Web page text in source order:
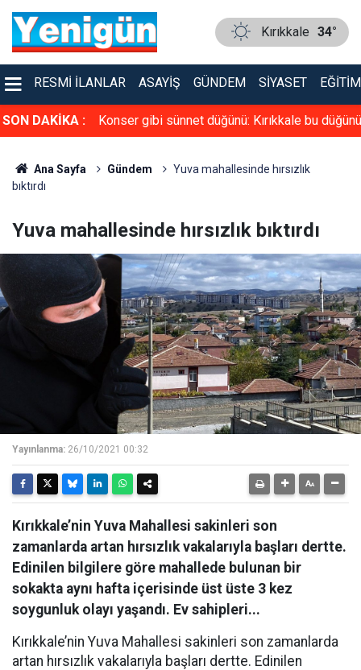
Kırıkkale 34°
RESMI İLANLAR ASAYIŞ GÜNDEM SIYASET EĞITIM
SON DAKİKA :
tazeledi! Konser gibi sünnet düğünü: Kırıkkale bu
Ana Sayfa Gündem
Yuva mahallesinde hırsızlık
bıktırdı
Yuva mahallesinde hırsızlık bıktırdı
Yayınlanma: 26/10/2021 00:32
Kırıkkale’nin Yuva Mahallesi sakinleri son
zamanlarda artan hırsızlık vakalarıyla başları dertte.
Edinilen bilgilere göre mahallede bulunan bir
sokakta aynı hafta içerisinde üst üste 3 kez
soygunluk olayı yaşandı. Ev sahipleri...
Kırıkkale’nin Yuva Mahallesi sakinleri son zamanlarda
artan hırsızlık vakalarıyla başları dertte. Edinilen